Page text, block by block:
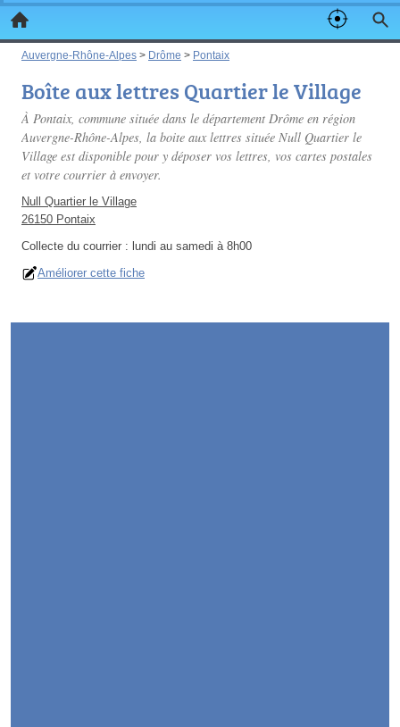
Auvergne-Rhône-Alpes > Drôme > Pontaix
Boîte aux lettres Quartier le Village
À Pontaix, commune située dans le département Drôme en région
Auvergne-Rhône-Alpes, la boite aux lettres située Null Quartier le
Village est disponible pour y déposer vos lettres, vos cartes postales
et votre courrier à envoyer.
Null Quartier le Village
26150 Pontaix
Collecte du courrier : lundi au samedi à 8h00
Améliorer cette fiche